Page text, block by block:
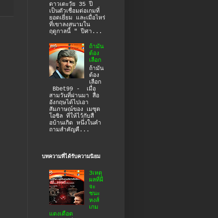
ดาวเตะวัย 35 ปี
เป็นตัวเชื่อมต่อเกมที่
ยอดเยี่ยม และเมื่อไหร่
ที่เขาลงสนามใน
ฤดูกาลนี้ " ปีศา...
ถ้ามัน
ต้อง
เลือก
ถ้ามัน
ต้อง
เลือก
Bbet99 - เมื่อ
สามวันที่ผ่านมา สื่อ
อังกฤษได้ไปเอา
สัมภาษณ์ของ เมซุต
โอซิล ที่ให้ไว้กับสื
อบ้านเกิด หนึ่งในคำ
ถามสำคัญคื...
บทความที่ได้รับความนิยม
3เหตุ
ผลที่ผี
จะ
ชนะ
หงส์
เกม
แดงเดือด